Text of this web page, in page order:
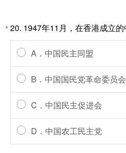
*20. 1947年11月，在香港成立的
A．中国民主同盟
B．中国国民党革命委员会
C．中国民主促进会
D．中国农工民主党